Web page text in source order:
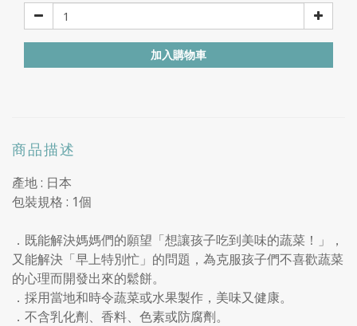
加入購物車
商品描述
產地 : 日本
包裝規格 : 1個
．既能解決媽媽們的願望「想讓孩子吃到美味的蔬菜！」，
又能解決「早上特別忙」的問題，為克服孩子們不喜歡蔬菜
的心理而開發出來的鬆餅。
．採用當地和時令蔬菜或水果製作，美味又健康。
．不含乳化劑、香料、色素或防腐劑。